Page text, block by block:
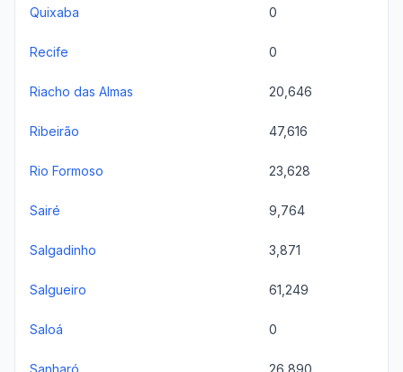
Quixaba 0
Recife 0
Riacho das Almas 20,646
Ribeirão 47,616
Rio Formoso 23,628
Sairé 9,764
Salgadinho 3,871
Salgueiro 61,249
Saloá 0
Sanharó 26,890